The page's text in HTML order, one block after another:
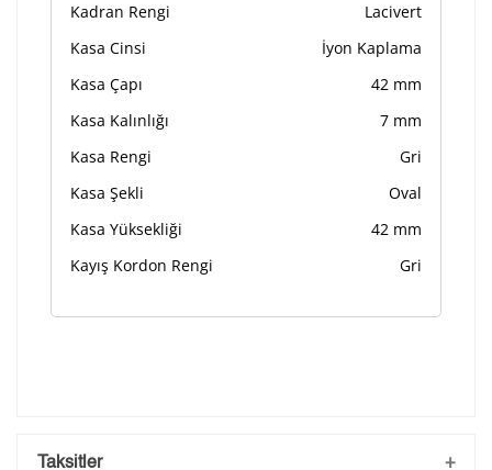
Kadran Rengi
Lacivert
Kasa Cinsi
İyon Kaplama
Kasa Çapı
42 mm
Kasa Kalınlığı
7 mm
Kasa Rengi
Gri
Kasa Şekli
Oval
Kasa Yüksekliği
42 mm
Kayış Kordon Rengi
Gri
Taksitler